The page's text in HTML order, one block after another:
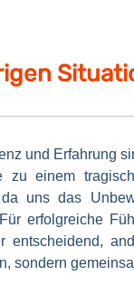
und Erfahrung
zu einem
uns das
erfolgreiche
entscheidend,
sondern